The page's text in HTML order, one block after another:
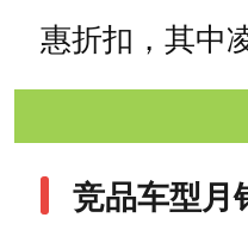
惠折扣，其中
竞品车型月